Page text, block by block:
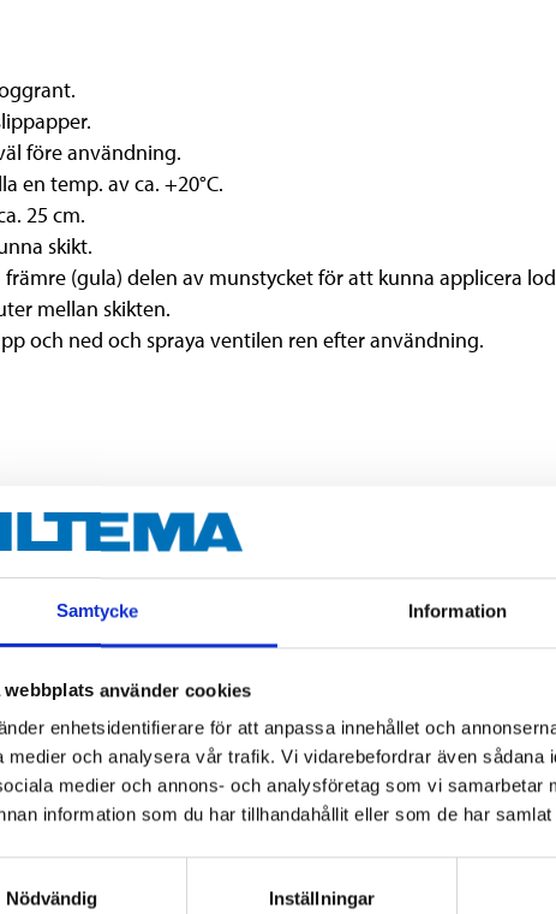
Samtycke Information
webbplats använder cookies
enhetsidentifierare för att anpassa innehållet och
medier och analysera vår trafik. Vi vidarebefordrar även sådana
medier och annons- och analysföretag som vi
information som du har tillhandahållit eller som de har
Nödvändig
Inställningar
före användning.
en temp. av ca. +20°C.
25 cm.
skikt.
(gula) delen av munstycket för att kunna applicera
mellan skikten.
och ned och spraya ventilen ren efter användning.
droppar kan bildas vid sprejning. Inandas inte sprej eller dimma.
aerosol.
sprängas vid uppvärmning.
dåsig eller omtöcknad.
400 ml
Klarlack